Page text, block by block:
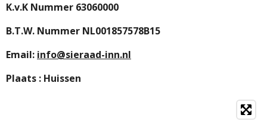
K.v.K Nummer 63060000
B.T.W. Nummer NL001857578B15
Email: info@sieraad-inn.nl
Plaats : Huissen